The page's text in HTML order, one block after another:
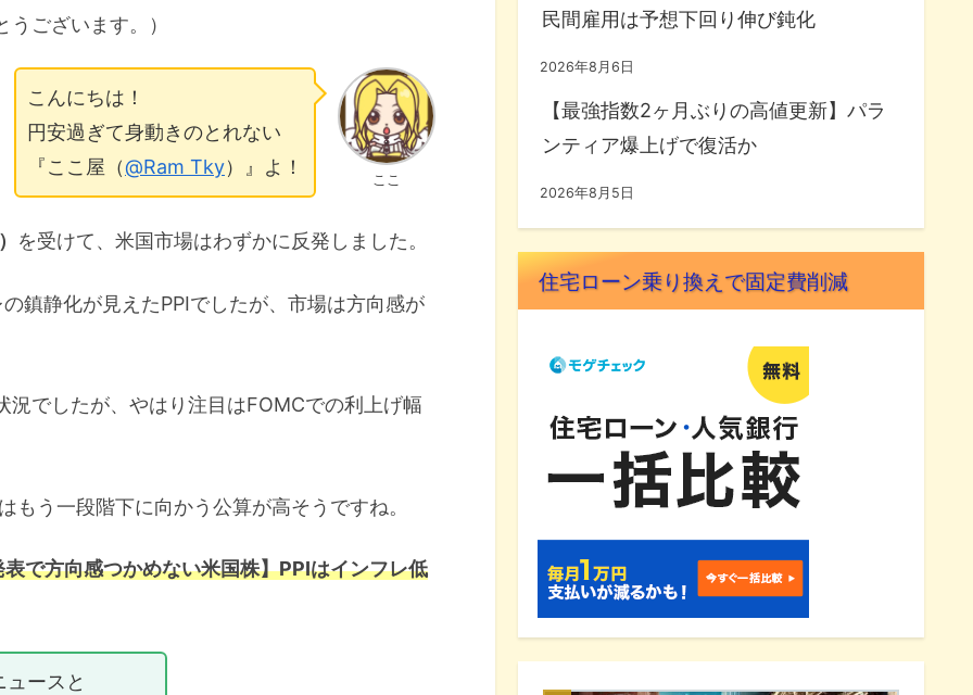
ございます。）
ここ
こんにちは！
円安過ぎて身動きのとれない
『ここ屋（@Ram Tky）』よ！
を受けて、米国市場はわずかに反発しました。
鎮静化が見えたPPIでしたが、市場は方向感が
でしたが、やはり注目はFOMCでの利上げ幅
う一段階下に向かう公算が高そうですね。
表で方向感つかめない米国株】PPIはインフレ低
ースと
民間雇用は予想下回り伸び鈍化
2026年8月6日
【最強指数2ヶ月ぶりの高値更新】パラ
ンティア爆上げで復活か
2026年8月5日
住宅ローン乗り換えで固定費削減